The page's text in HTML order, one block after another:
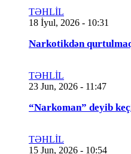
TƏHLİL
18 İyul, 2026 - 10:31
Narkotikdən
TƏHLİL
23 Jun, 2026 - 11:47
“Narkoman” deyib
TƏHLİL
15 Jun, 2026 - 10:54